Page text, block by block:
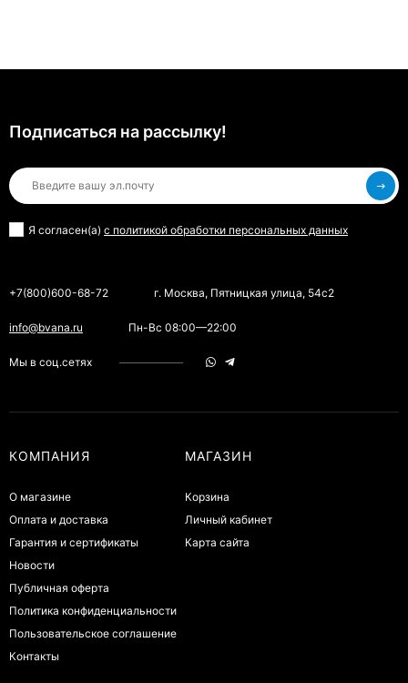
Подписаться на рассылкy!
Я согласен(a) с политикой обработки персональных данных
+7(800)600-68-72 г. Москва, Пятницкая улица, 54с2
info@bvana.ru Пн-Вс 08:00—22:00
Мы в соц.сетях
КОМПАНИЯ
О магазине
Оплата и доставка
Гарантия и сертификаты
Новости
Публичная оферта
Политика конфиденциальности
Пользовательское соглашение
Контакты
МАГАЗИН
Корзина
Личный кабинет
Карта сайта